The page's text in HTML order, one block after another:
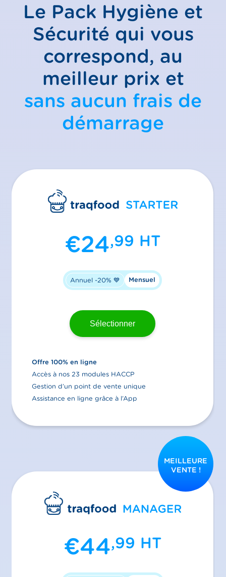
Le Pack Hygiène et
Sécurité qui vous
correspond, au
meilleur prix et
sans aucun frais de
démarrage
€24,99 HT
Annuel -20% 💙 Mensuel
Sélectionner
Offre 100% en ligne
Accès à nos 23 modules HACCP
Gestion d’un point de vente unique
Assistance en ligne grâce à l’App
€44,99 HT
MEILLEURE
VENTE !